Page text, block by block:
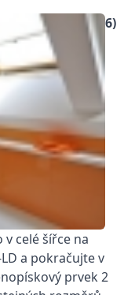
6)
celé šířce na
a pokračujte v
prvek 2